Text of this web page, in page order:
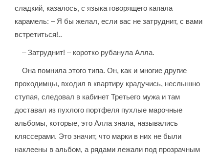
сладкий, казалось, с языка говорящего капала
карамель: – Я бы желал, если вас не затруднит, с вами
встретиться!..
– Затруднит! – коротко рубанула Алла.
Она помнила этого типа. Он, как и многие другие
проходимцы, входил в квартиру крадучись, неслышно
ступая, следовал в кабинет Третьего мужа и там
доставал из пухлого портфеля пухлые марочные
альбомы, которые, это Алла знала, назывались
кляссерами. Это значит, что марки в них не были
наклеены в альбом, а рядами лежали под прозрачным